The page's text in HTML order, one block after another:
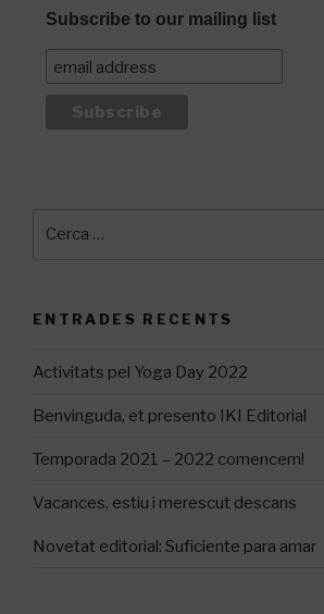
Subscribe to our mailing list
ENTRADES RECENTS
Activitats pel Yoga Day 2022
Benvinguda, et presento IKI Editorial
Temporada 2021 – 2022 comencem!
Vacances, estiu i merescut descans
Novetat editorial: Suficiente para amar